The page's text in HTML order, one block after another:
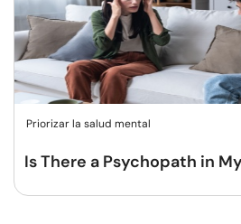
Priorizar la salud mental
Is There a Psychopath in